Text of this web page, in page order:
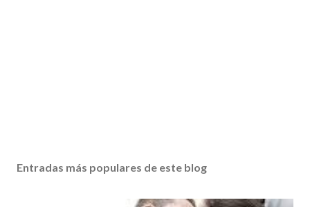
Entradas más populares de este blog